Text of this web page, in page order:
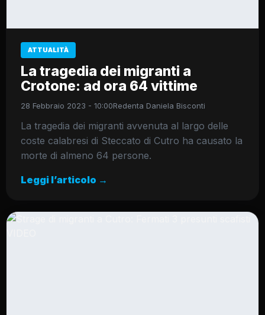
ATTUALITÀ
La tragedia dei migranti a
Crotone: ad ora 64 vittime
28 Febbraio 2023 - 10:00Redenta Daniela Bisconti
La tragedia dei migranti avvenuta al largo delle
coste calabresi di Steccato di Cutro ha causato la
morte di almeno 64 persone.
Leggi l’articolo →